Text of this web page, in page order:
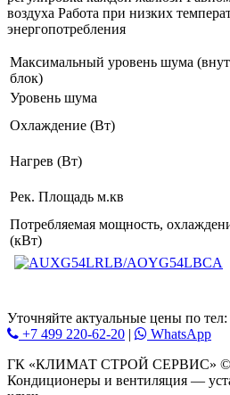
воздуха Работа при низких
энергопотребления
Максимальный уровень шума
блок)
Уровень шума
Охлаждение (Вт)
Нагрев (Вт)
Рек. Площадь м.кв
Потребляемая мощность,
(кВт)
Уточняйте актуальные цены по тел:
+7 499 220-62-20 |
WhatsАpp
ГК «КЛИМАТ СТРОЙ СЕРВИС» ©
Кондиционеры и вентиляция —